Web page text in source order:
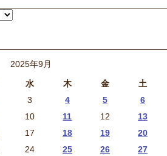
2025年9月
水 木 金 土
3 4 5
6
10 11 12
13
17 18 19
20
24 25 26
27